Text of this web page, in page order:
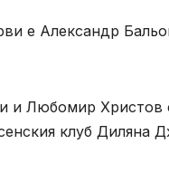
е Александр
и Любомир Христов
клуб Диляна